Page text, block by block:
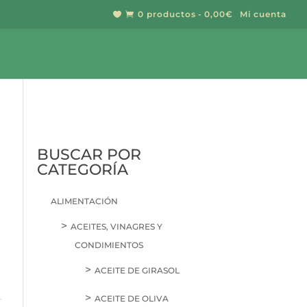
Mi cuenta
  0 productos 0,00€
BUSCAR POR
CATEGORÍA
ALIMENTACIÓN
ACEITES, VINAGRES Y
CONDIMIENTOS
ACEITE DE GIRASOL
ACEITE DE OLIVA